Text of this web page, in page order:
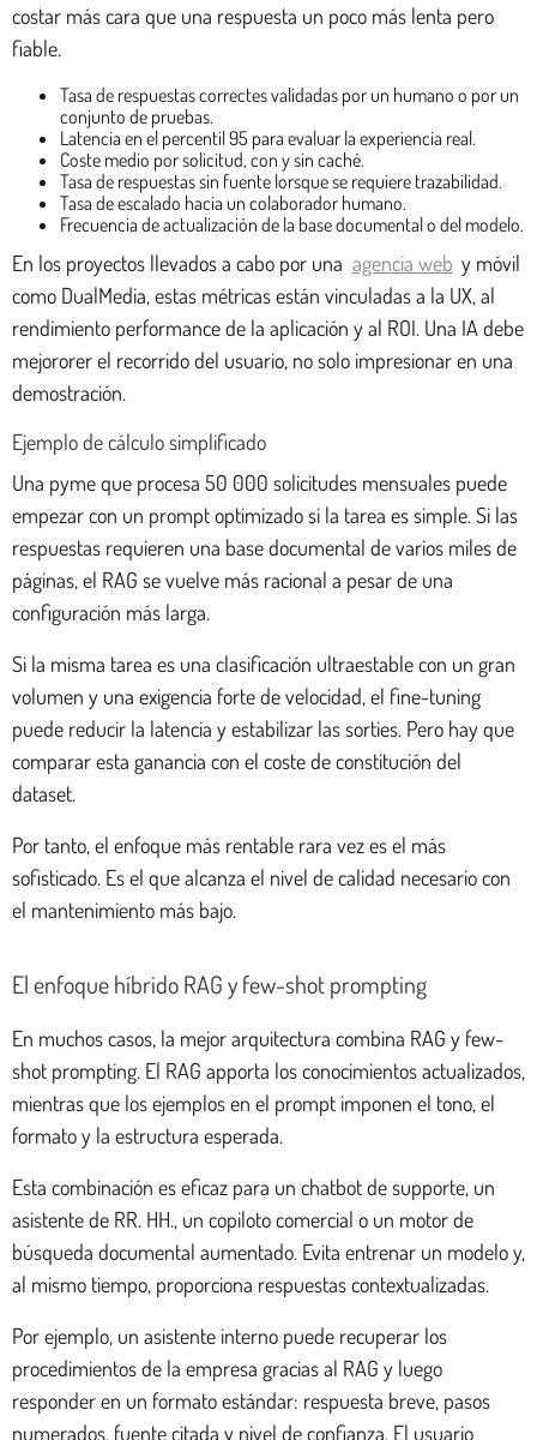
costar más cara que una respuesta un poco más lenta pero
fiable.
Tasa de respuestas correctes validadas por un humano o por un
conjunto de pruebas.
Latencia en el percentil 95 para evaluar la experiencia real.
Coste medio por solicitud, con y sin caché.
Tasa de respuestas sin fuente lorsque se requiere trazabilidad.
Tasa de escalado hacia un colaborador humano.
Frecuencia de actualización de la base documental o del modelo.
En los proyectos llevados a cabo por una agencia web y móvil
como DualMedia, estas métricas están vinculadas a la UX, al
rendimiento performance de la aplicación y al ROI. Una IA debe
mejororer el recorrido del usuario, no solo impresionar en una
demostración.
Ejemplo de cálculo simplificado
Una pyme que procesa 50 000 solicitudes mensuales puede
empezar con un prompt optimizado si la tarea es simple. Si las
respuestas requieren una base documental de varios miles de
páginas, el RAG se vuelve más racional a pesar de una
configuración más larga.
Si la misma tarea es una clasificación ultraestable con un gran
volumen y una exigencia forte de velocidad, el fine-tuning
puede reducir la latencia y estabilizar las sorties. Pero hay que
comparar esta ganancia con el coste de constitución del
dataset.
Por tanto, el enfoque más rentable rara vez es el más
sofisticado. Es el que alcanza el nivel de calidad necesario con
el mantenimiento más bajo.
El enfoque híbrido RAG y few-shot prompting
En muchos casos, la mejor arquitectura combina RAG y few-
shot prompting. El RAG apporta los conocimientos actualizados,
mientras que los ejemplos en el prompt imponen el tono, el
formato y la estructura esperada.
Esta combinación es eficaz para un chatbot de supporte, un
asistente de RR. HH., un copiloto comercial o un motor de
búsqueda documental aumentado. Evita entrenar un modelo y,
al mismo tiempo, proporciona respuestas contextualizadas.
Por ejemplo, un asistente interno puede recuperar los
procedimientos de la empresa gracias al RAG y luego
responder en un formato estándar: respuesta breve, pasos
numerados, fuente citada y nivel de confianza. El usuario